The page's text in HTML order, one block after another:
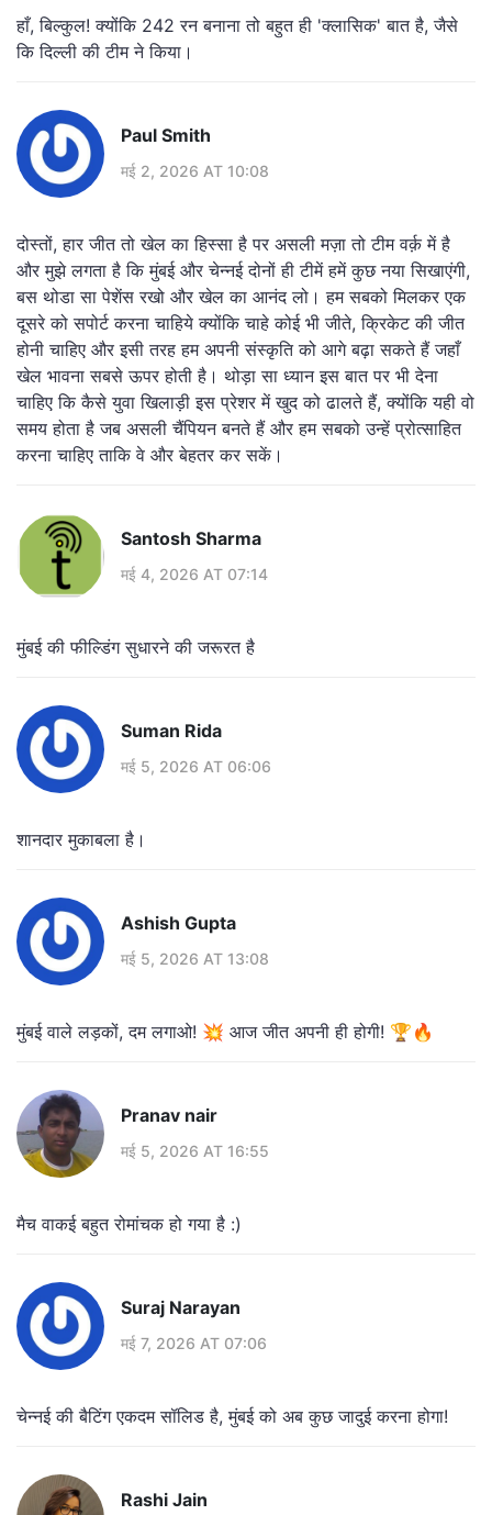
हाँ, बिल्कुल! क्योंकि 242 रन बनाना तो बहुत ही 'क्लासिक' बात है, जैसे
कि दिल्ली की टीम ने किया।
Paul Smith
मई 2, 2026 AT 10:08
दोस्तों, हार जीत तो खेल का हिस्सा है पर असली मज़ा तो टीम वर्क़ में है
और मुझे लगता है कि मुंबई और चेन्नई दोनों ही टीमें हमें कुछ नया सिखाएंगी,
बस थोडा सा पेशेंस रखो और खेल का आनंद लो। हम सबको मिलकर एक
दूसरे को सपोर्ट करना चाहिये क्योंकि चाहे कोई भी जीते, क्रिकेट की जीत
होनी चाहिए और इसी तरह हम अपनी संस्कृति को आगे बढ़ा सकते हैं जहाँ
खेल भावना सबसे ऊपर होती है। थोड़ा सा ध्यान इस बात पर भी देना
चाहिए कि कैसे युवा खिलाड़ी इस प्रेशर में खुद को ढालते हैं, क्योंकि यही वो
समय होता है जब असली चैंपियन बनते हैं और हम सबको उन्हें प्रोत्साहित
करना चाहिए ताकि वे और बेहतर कर सकें।
Santosh Sharma
मई 4, 2026 AT 07:14
मुंबई की फील्डिंग सुधारने की जरूरत है
Suman Rida
मई 5, 2026 AT 06:06
शानदार मुकाबला है।
Ashish Gupta
मई 5, 2026 AT 13:08
मुंबई वाले लड़कों, दम लगाओ! 💥 आज जीत अपनी ही होगी! 🏆🔥
Pranav nair
मई 5, 2026 AT 16:55
मैच वाकई बहुत रोमांचक हो गया है :)
Suraj Narayan
मई 7, 2026 AT 07:06
चेन्नई की बैटिंग एकदम सॉलिड है, मुंबई को अब कुछ जादुई करना होगा!
Rashi Jain